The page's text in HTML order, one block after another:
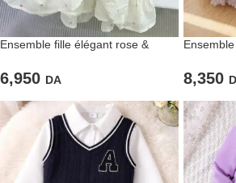
Ensemble fille élégant rose &
à fleurs
6,950 DA 8,350